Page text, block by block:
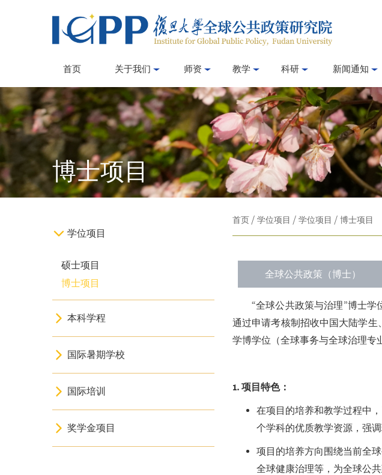
首页 关于我们 师资 教学 科研 新闻通知
博士项目
学位项目
硕士项目
博士项目
本科学程
国际暑期学校
国际培训
奖学金项目
首页 / 学位项目 / 学位项目 / 博士项目
全球公共政策（博士）
“全球公共政策与治理”博士
通过申请考核制招收中国大陆学
学博学位（全球事务与全球治理专
1. 项目特色：
在项目的培养和教学过程中
个学科的优质教学资源，强
项目的培养方向围绕当前全
全球健康治理等，为全球公